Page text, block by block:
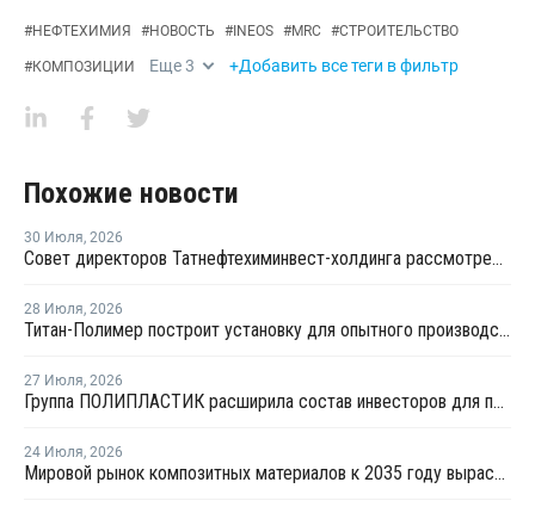
#НЕФТЕХИМИЯ #НОВОСТЬ #INEOS #MRC #СТРОИТЕЛЬСТВО
#КОМПОЗИЦИИ Еще3 +Добавить все теги в фильтр
Похожие новости
30 Июля, 2026
Совет директоров Татнефтехиминвест-холдинга рассмотрел инновационные решения для разных сфер экономики
28 Июля, 2026
Титан-Полимер построит установку для опытного производства ПБТ
27 Июля, 2026
Группа ПОЛИПЛАСТИК расширила состав инвесторов для привлечения капитала
24 Июля, 2026
Мировой рынок композитных материалов к 2035 году вырастет до USD224,3 млрд